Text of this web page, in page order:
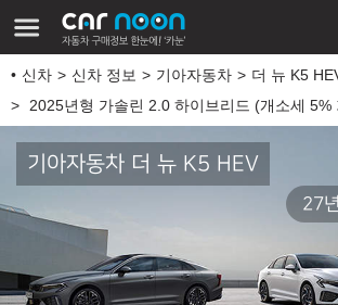
신차 신차 정보 기아자동차
더 뉴 K5
2025년형 가솔린 2.0 하이브리드 (개소세 5%
기아자동차 더 뉴 K5 HEV
27